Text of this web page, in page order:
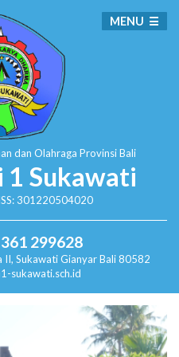
dan Olahraga Provinsi Bali
1 Sukawati
301220504020
299628
II, SukawatiGianyar Bali 80582
sukawati.sch.id
MENU